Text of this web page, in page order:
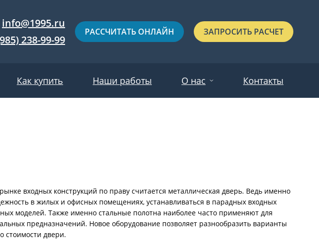
info@1995.ru
238-99-99
РАССЧИТАТЬ ОНЛАЙН ЗАПРОСИТЬ РАСЧЕТ
Серые двери
Светлые двери
Коричневые двери
Синие
С выдавленным рисунком
С металлофиленкой
Как купить Наши работы О нас Контакты
входных конструкций по праву считается металлическая дверь. Ведь именно
в жилых и офисных помещениях, устанавливаться в парадных входных
моделей. Также именно стальные полотна наиболее часто применяют для
предназначений. Новое оборудование позволяет разнообразить варианты
стоимости двери.